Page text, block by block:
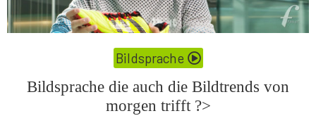
Bildsprache
Bildsprache die auch die Bildtrends von
morgen trifft ?>